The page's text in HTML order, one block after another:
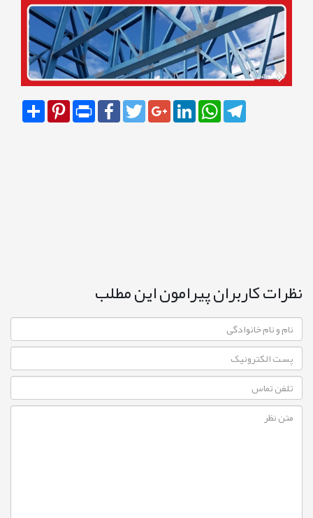
SharePinterest Print
FacebookTwitterGoogle+LinkedInWhatsAppTelegram
نظرات کاربران پیرامون این مطلب